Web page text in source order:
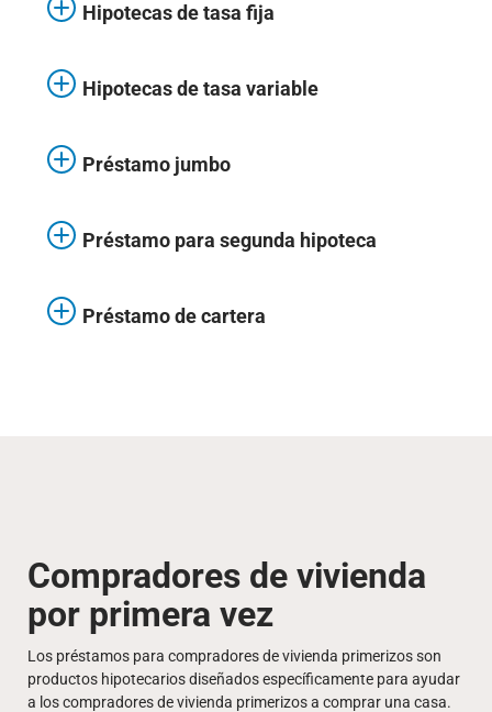
Hipotecas de tasa fija
Hipotecas de tasa variable
Préstamo jumbo
Préstamo para segunda hipoteca
Préstamo de cartera
Compradores de vivienda
por primera vez
Los préstamos para compradores de vivienda primerizos son
productos hipotecarios diseñados específicamente para ayudar
a los compradores de vivienda primerizos a comprar una casa.